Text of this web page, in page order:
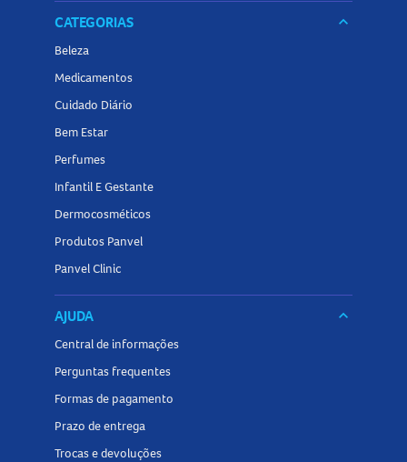
CATEGORIAS keyboard_arrow_down
Beleza
Medicamentos
Cuidado Diário
Bem Estar
Perfumes
Infantil E Gestante
Dermocosméticos
Produtos Panvel
Panvel Clinic
AJUDA keyboard_arrow_down
Central de informações
Perguntas frequentes
Formas de pagamento
Prazo de entrega
Trocas e devoluções